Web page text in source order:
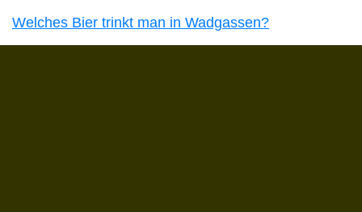
Welches Bier trinkt man in Wadgassen?